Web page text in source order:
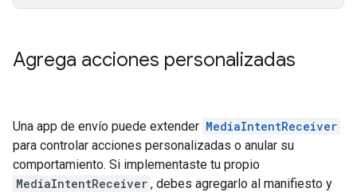
Agrega acciones personalizadas
Una app de envío puede extender MediaIntentReceiver
para controlar acciones personalizadas o anular su
comportamiento. Si implementaste tu propio
MediaIntentReceiver , debes agregarlo al manifiesto y